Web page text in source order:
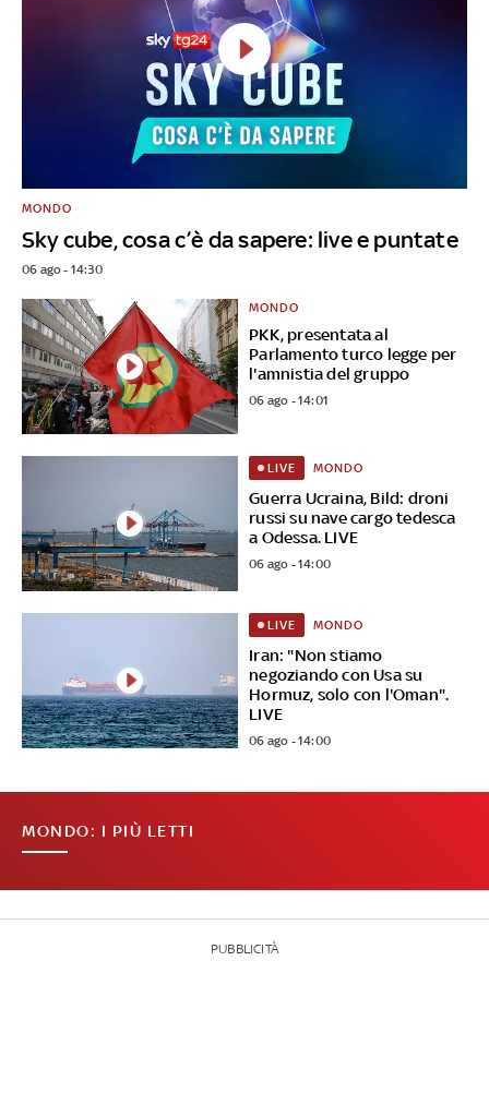
Sky cube, cosa c’è da sapere: live e puntate
MONDO
06 ago - 14:30
PKK, presentata al
Parlamento turco legge per
l'amnistia del gruppo
MONDO
06 ago - 14:01
Guerra Ucraina, Bild: droni
russi su nave cargo tedesca
a Odessa. LIVE
LIVE MONDO
06 ago - 14:00
Iran: "Non stiamo
negoziando con Usa su
Hormuz, solo con l'Oman".
LIVE
LIVE MONDO
06 ago - 14:00
MONDO: I PIÙ LETTI
PUBBLICITÀ